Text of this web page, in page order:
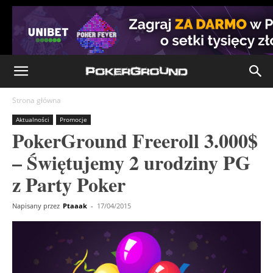
Strona główna
Aktualności Promocje
PokerGround Freeroll 3.000$
– Świętujemy 2 urodziny PG
z Party Poker
Napisany przez Ptaaak - 17/04/2015